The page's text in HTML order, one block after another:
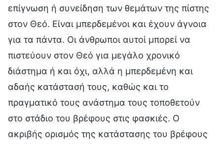
επίγνωση ή συνείδηση των θεμάτων της πίστης
στον Θεό. Είναι μπερδεμένοι και έχουν άγνοια
για τα πάντα. Οι άνθρωποι αυτοί μπορεί να
πιστεύουν στον Θεό για μεγάλο χρονικό
διάστημα ή και όχι, αλλά η μπερδεμένη και
αδαής κατάστασή τους, καθώς και το
πραγματικό τους ανάστημα τους τοποθετούν
στο στάδιο του βρέφους στις φασκιές. Ο
ακριβής ορισμός της κατάστασης του βρέφους